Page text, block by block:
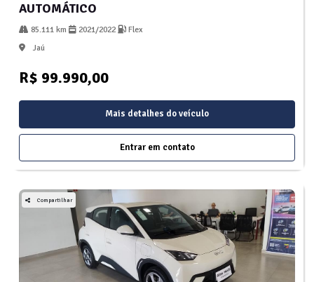
AUTOMÁTICO
85.111 km 2021/2022
Flex
Jaú
R$ 99.990,00
Mais detalhes do veículo
Entrar em contato
Compartilhar